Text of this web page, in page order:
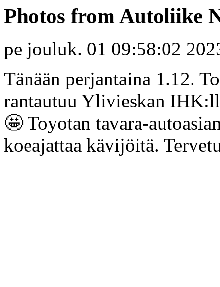
Photos from Autoliike
pe jouluk. 01 09:58:02
Tänään perjantaina 1.12.
rantautuu Ylivieskan
🤩 Toyotan tavara-
koeajattaa kävijöitä.